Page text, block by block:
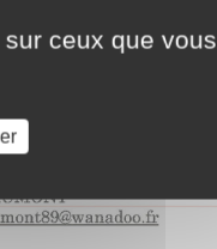
ceux que vous